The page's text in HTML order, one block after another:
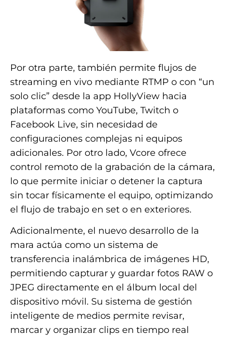
Por otra parte, también permite flujos de
streaming en vivo mediante RTMP o con “un
solo clic” desde la app HollyView hacia
plataformas como YouTube, Twitch o
Facebook Live, sin necesidad de
configuraciones complejas ni equipos
adicionales. Por otro lado, Vcore ofrece
control remoto de la grabación de la cámara,
lo que permite iniciar o detener la captura
sin tocar físicamente el equipo, optimizando
el flujo de trabajo en set o en exteriores.
Adicionalmente, el nuevo desarrollo de la
mara actúa como un sistema de
transferencia inalámbrica de imágenes HD,
permitiendo capturar y guardar fotos RAW o
JPEG directamente en el álbum local del
dispositivo móvil. Su sistema de gestión
inteligente de medios permite revisar,
marcar y organizar clips en tiempo real